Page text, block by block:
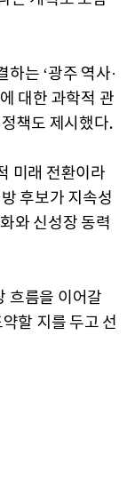
는 ‘광주 역사·
대한 과학적 관
책도 제시했다.
미래 전환이라
후보가 지속성
와 신성장 동력
흐름을 이어갈
할 지를 두고 선